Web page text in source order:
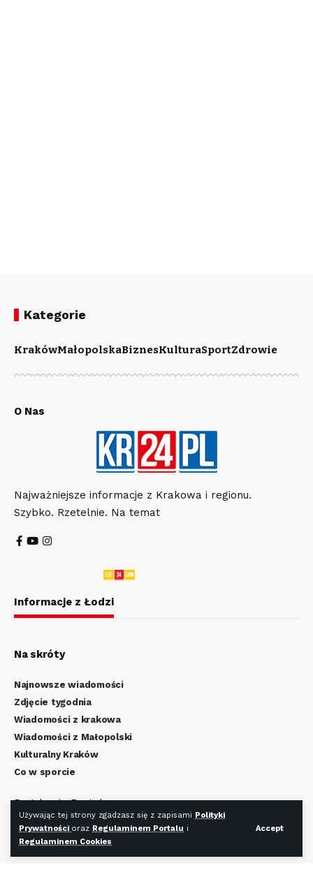
Używając tej strony zgadzasz się z zapisami Polityki
Prywatności oraz Regulaminem Portalu i
Regulaminem Cookies
Accept
Kategorie
KrakówMałopolskaBiznesKulturaSportZdrowie
O Nas
Najważniejsze informacje z Krakowa i regionu.
Szybko. Rzetelnie. Na temat
Informacje z Łodzi
Na skróty
Najnowsze wiadomości
Zdjęcie tygodnia
Wiadomości z krakowa
Wiadomości z Małopolski
Kulturalny Kraków
Co w sporcie
Regulamin Portalu
Polityka Prywatności
Regulamin Cookies